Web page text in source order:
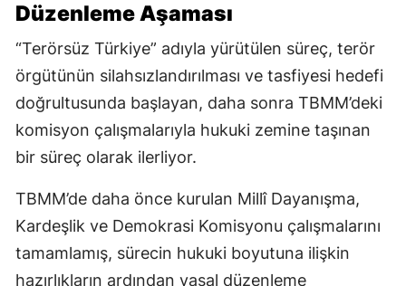
Düzenleme Aşaması
“Terörsüz Türkiye” adıyla yürütülen süreç, terör
örgütünün silahsızlandırılması ve tasfiyesi hedefi
doğrultusunda başlayan, daha sonra TBMM’deki
komisyon çalışmalarıyla hukuki zemine taşınan
bir süreç olarak ilerliyor.
TBMM’de daha önce kurulan Millî Dayanışma,
Kardeşlik ve Demokrasi Komisyonu çalışmalarını
tamamlamış, sürecin hukuki boyutuna ilişkin
hazırlıkların ardından yasal düzenleme